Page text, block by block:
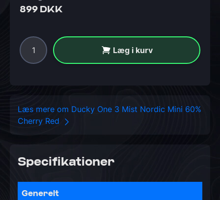
899 DKK
Læg i kurv
Læs mere om Ducky One 3 Mist Nordic Mini 60%
Cherry Red
Specifikationer
Generelt